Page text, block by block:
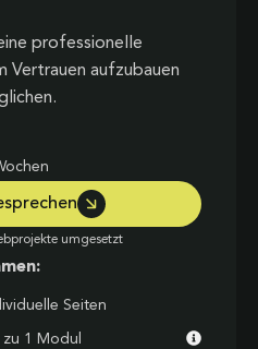
professionelle
Vertrauen aufzubauen
umgesetzt
Seiten
zu 1 Modul